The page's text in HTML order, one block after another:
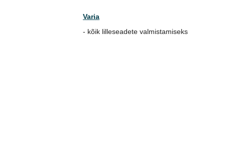
Varia
- kõik lilleseadete valmistamiseks